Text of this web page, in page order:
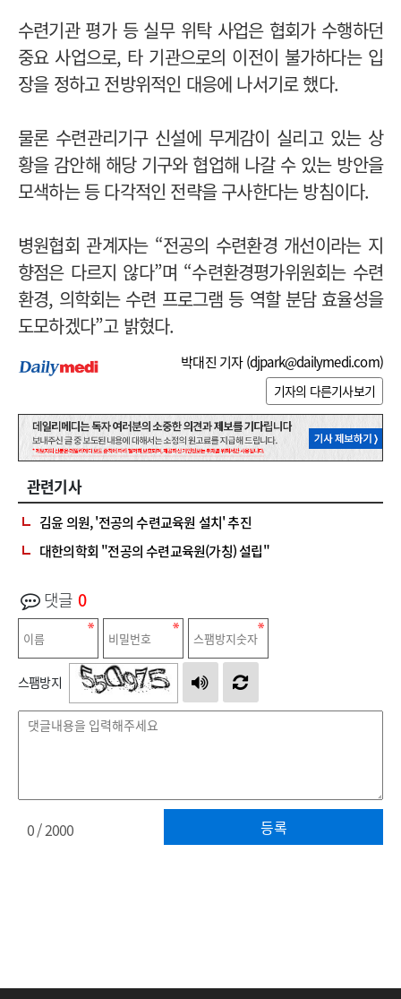
수련기관 평가 등 실무 위탁 사업은 협회가 수행하던
중요 사업으로, 타 기관으로의 이전이 불가하다는 입
장을 정하고 전방위적인 대응에 나서기로 했다.
물론 수련관리기구 신설에 무게감이 실리고 있는 상
황을 감안해 해당 기구와 협업해 나갈 수 있는 방안을
모색하는 등 다각적인 전략을 구사한다는 방침이다.
병원협회 관계자는 “전공의 수련환경 개선이라는 지
향점은 다르지 않다”며 “수련환경평가위원회는 수련
환경, 의학회는 수련 프로그램 등 역할 분담 효율성을
도모하겠다”고 밝혔다.
박대진 기자 (djpark@dailymedi.com)
기자의 다른기사보기
관련기사
김윤 의원, '전공의 수련교육원 설치' 추진
대한의학회 "전공의 수련교육원(가칭) 설립"
댓글 0
스팸방지
등록
0/ 2000